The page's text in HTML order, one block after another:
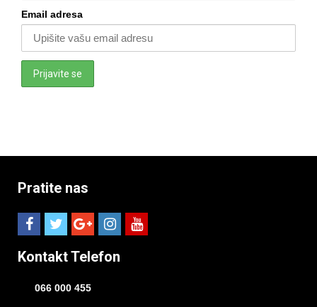
Email adresa
Pratite nas
Kontakt Telefon
066 000 455